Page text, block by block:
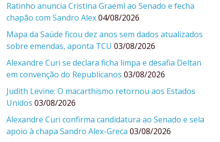
Ratinho anuncia Cristina Graeml ao Senado e fecha
chapão com Sandro Alex 04/08/2026
Mapa da Saúde ficou dez anos sem dados atualizados
sobre emendas, aponta TCU 03/08/2026
Alexandre Curi se declara ficha limpa e desafia Deltan
em convenção do Republicanos 03/08/2026
Judith Levine: O macarthismo retornou aos Estados
Unidos 03/08/2026
Alexandre Curi confirma candidatura ao Senado e sela
apoio à chapa Sandro Alex-Greca 03/08/2026